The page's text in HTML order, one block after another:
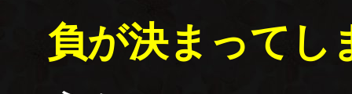
負が決まってし